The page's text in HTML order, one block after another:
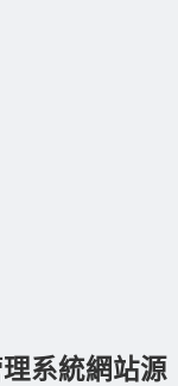
系統網站源